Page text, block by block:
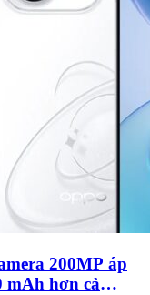
200MP áp
mAh hơn cả